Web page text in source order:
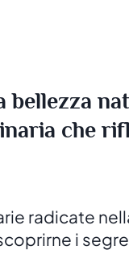
bellezza
che
radicate
i